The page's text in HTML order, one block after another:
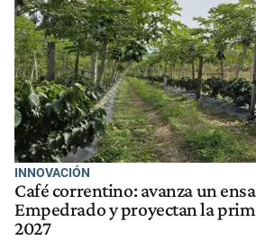
INNOVACIÓN
Café correntino: avanza un
Empedrado y proyectan la
2027